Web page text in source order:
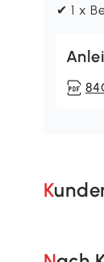
✔ 1 x